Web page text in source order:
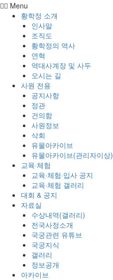
Menu
황학정 소개
인사말
조직도
황학정의 역사
연혁
역대사계장 및 사두
오시는 길
사원 전용
공지사항
정관
건의함
사원정보
삭회
유물아카이브
유물아카이브(관리자이상)
교육·체험
교육·체험·입사 공지
교육·체험 갤러리
대회 & 공지
자료실
수상내역(갤러리)
전국사정소개
국궁관련 유튜브
국궁지식
갤러리
정보공개
아카이브